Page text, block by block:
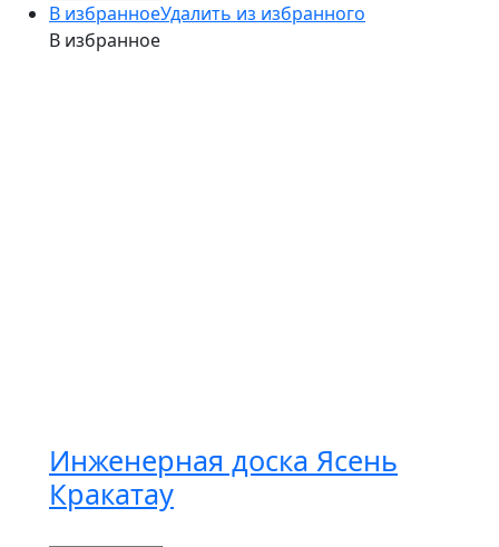
В избранноеУдалить из избранного
В избранное
Инженерная доска Ясень
Кракатау